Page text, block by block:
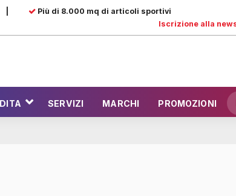
Più di 8.000 mq di articoli sportivi
Iscrizione alla
SERVIZI MARCHI PROMOZIONI